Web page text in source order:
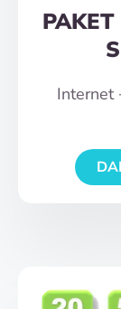
Internet